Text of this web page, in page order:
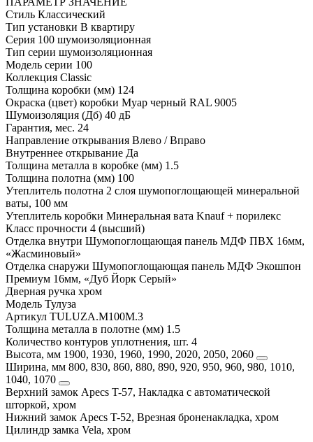
Стиль Классический
Тип установки В квартиру
Серия 100 шумоизоляционная
Тип серии шумоизоляционная
Модель серии 100
Коллекция Classic
Толщина коробки (мм) 124
Окраска (цвет) коробки Муар черный RAL 9005
Шумоизоляция (Дб) 40 дБ
Гарантия, мес. 24
Направление открывания Влево / Вправо
Внутреннее открывание Да
Толщина металла в коробке (мм) 1.5
Толщина полотна (мм) 100
Утеплитель полотна 2 слоя шумопоглощающей минеральной
ваты, 100 мм
Утеплитель коробки Минеральная вата Knauf + порилекс
Класс прочности 4 (высший)
Отделка внутри Шумопоглощающая панель МДФ ПВХ 16мм,
«Жасминовый»
Отделка снаружи Шумопоглощающая панель МДФ Экошпон
Премиум 16мм, «Дуб Йорк Серый»
Дверная ручка хром
Модель Тулуза
Артикул TULUZA.M100M.3
Толщина металла в полотне (мм) 1.5
Количество контуров уплотнения, шт. 4
Высота, мм 1900, 1930, 1960, 1990, 2020, 2050, 2060
Ширина, мм 800, 830, 860, 880, 890, 920, 950, 960, 980, 1010,
1040, 1070
Верхний замок Apecs T-57, Накладка с автоматической
шторкой, хром
Нижний замок Apecs T-52, Врезная броненакладка, хром
Цилиндр замка Vela, хром